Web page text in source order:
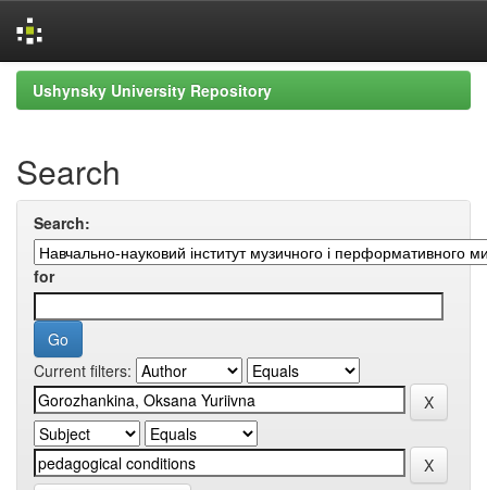
Skip
navigation
Ushynsky University Repository
Search
Search:
for
Current filters: